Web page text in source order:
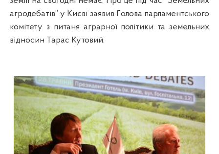
агродебатів” у Києві заявив Голова парламентського
комітету з питаня аграрної політики та земельних
відносин Тарас Кутовий.